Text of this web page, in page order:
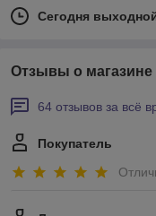
Сегодня
Отзывы о магазине
64 отзывов за всё
Покупатель